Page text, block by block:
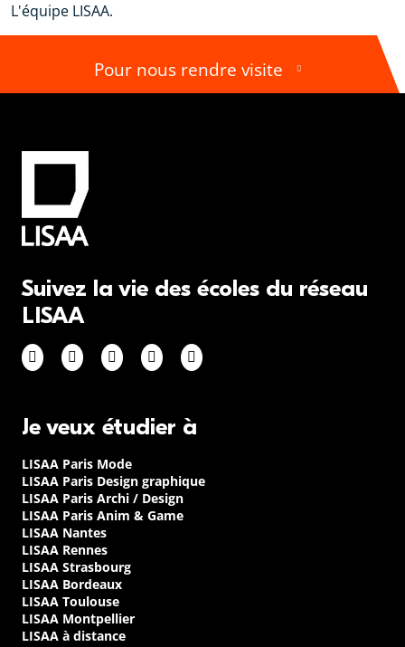
L'équipe LISAA.
Pour nous rendre visite
Suivez la vie des écoles du réseau
LISAA
Je veux étudier à
LISAA Paris Mode
LISAA Paris Design graphique
LISAA Paris Archi / Design
LISAA Paris Anim & Game
LISAA Nantes
LISAA Rennes
LISAA Strasbourg
LISAA Bordeaux
LISAA Toulouse
LISAA Montpellier
LISAA à distance